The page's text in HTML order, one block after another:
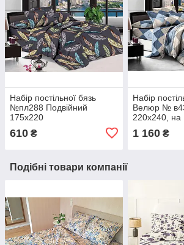
Набір постільної бязь
№пл288 Подвійний
175х220
610 ₴
Набір
Велюр №
220х240, на
1 160₴
Подібні товари компанії